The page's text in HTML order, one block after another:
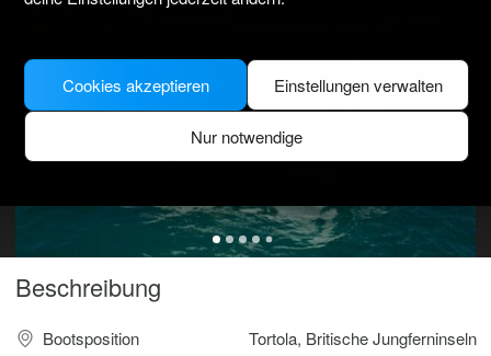
Beschreibung
Bootsposition
Tortola, Britische Jungferninseln
Einstellungen verwalten
Nur notwendige
Cookies akzeptieren